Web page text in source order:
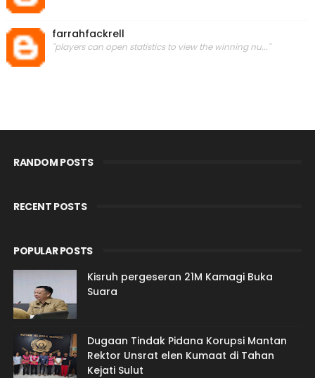
farrahfackrell
"players can open statistics to view the winning nu..."
RANDOM POSTS
RECENT POSTS
POPULAR POSTS
Kisruh pergeseran 21M Kamagi Buka
Suara
Dugaan Tindak Pidana Korupsi Mantan
Rektor Unsrat elen Kumaat di Tahan
Kejati Sulut